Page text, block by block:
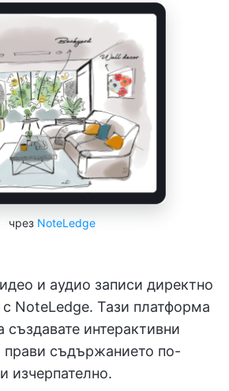
чрез NoteLedge
и аудио записи директно
NoteLedge. Тази платформа
създавате интерактивни
прави съдържанието по-
изчерпателно.